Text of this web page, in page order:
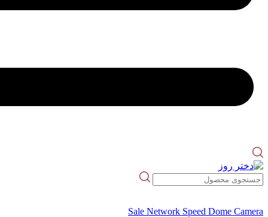
Sale Network Speed Dome Camera